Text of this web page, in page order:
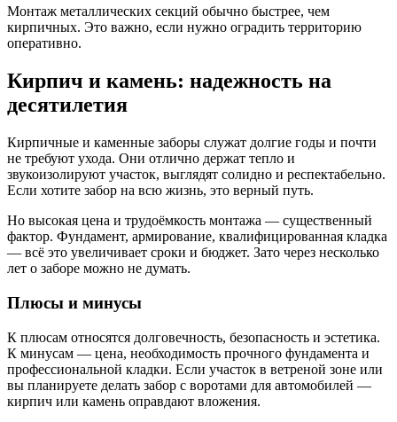
Монтаж металлических секций обычно быстрее, чем
кирпичных. Это важно, если нужно оградить территорию
оперативно.
Кирпич и камень: надежность на
десятилетия
Кирпичные и каменные заборы служат долгие годы и почти
не требуют ухода. Они отлично держат тепло и
звукоизолируют участок, выглядят солидно и респектабельно.
Если хотите забор на всю жизнь, это верный путь.
Но высокая цена и трудоёмкость монтажа — существенный
фактор. Фундамент, армирование, квалифицированная кладка
— всё это увеличивает сроки и бюджет. Зато через несколько
лет о заборе можно не думать.
Плюсы и минусы
К плюсам относятся долговечность, безопасность и эстетика.
К минусам — цена, необходимость прочного фундамента и
профессиональной кладки. Если участок в ветреной зоне или
вы планируете делать забор с воротами для автомобилей —
кирпич или камень оправдают вложения.